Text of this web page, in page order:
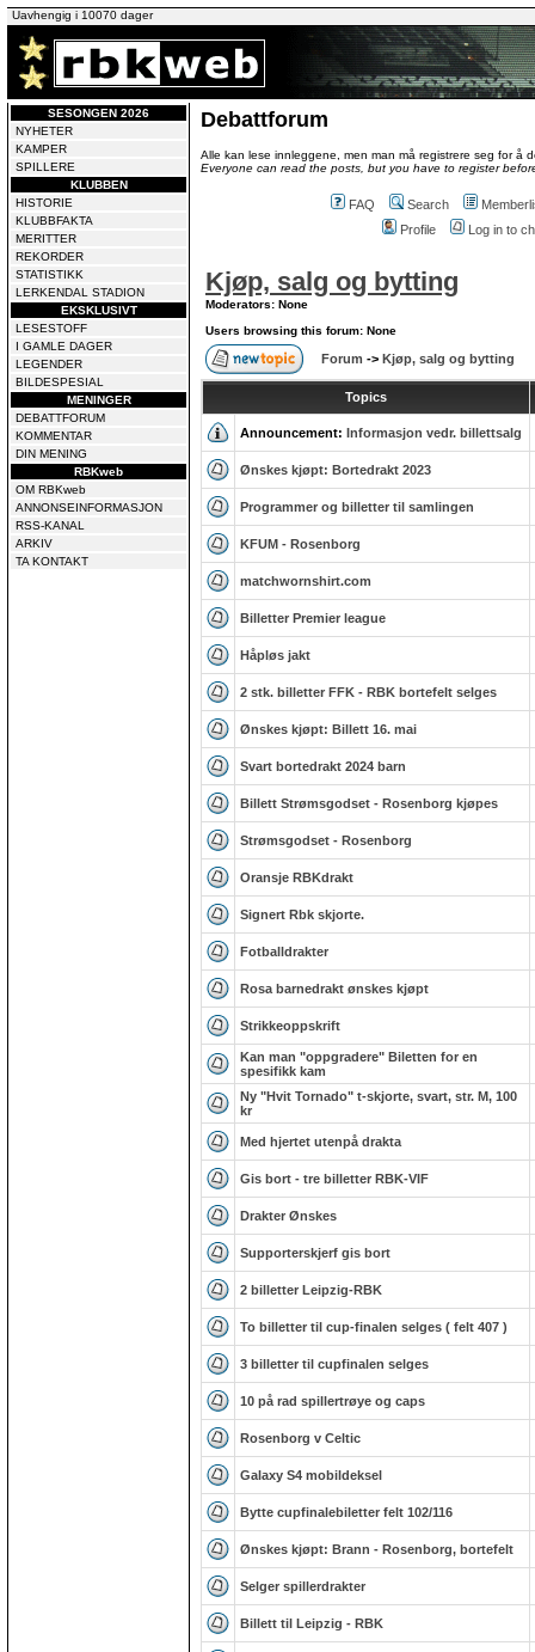
Uavhengig i 10070 dager
SESONGEN 2026
NYHETER
KAMPER
SPILLERE
KLUBBEN
HISTORIE
KLUBBFAKTA
MERITTER
REKORDER
STATISTIKK
LERKENDAL STADION
EKSKLUSIVT
LESESTOFF
I GAMLE DAGER
LEGENDER
BILDESPESIAL
MENINGER
DEBATTFORUM
KOMMENTAR
DIN MENING
RBKweb
OM RBKweb
ANNONSEINFORMASJON
RSS-KANAL
ARKIV
TA KONTAKT
Debattforum
Alle kan lese innleggene, men man må registrere seg for å
Everyone can read the posts, but you have to register
FAQ Search
Profile
Log in to
Kjøp, salg og bytting
Moderators: None
Users browsing this forum: None
Forum -> Kjøp, salg og bytting
Topics
Announcement: Informasjon vedr. billettsalg
Ønskes kjøpt: Bortedrakt 2023
Programmer og billetter til samlingen
KFUM - Rosenborg
matchwornshirt.com
Billetter Premier league
Håpløs jakt
2 stk. billetter FFK - RBK bortefelt selges
Ønskes kjøpt: Billett 16. mai
Svart bortedrakt 2024 barn
Billett Strømsgodset - Rosenborg kjøpes
Strømsgodset - Rosenborg
Oransje RBKdrakt
Signert Rbk skjorte.
Fotballdrakter
Rosa barnedrakt ønskes kjøpt
Strikkeoppskrift
Kan man "oppgradere" Biletten for en
spesifikk kam
Ny "Hvit Tornado" t-skjorte, svart, str. M, 100
kr
Med hjertet utenpå drakta
Gis bort - tre billetter RBK-VIF
Drakter Ønskes
Supporterskjerf gis bort
2 billetter Leipzig-RBK
To billetter til cup-finalen selges ( felt 407 )
3 billetter til cupfinalen selges
10 på rad spillertrøye og caps
Rosenborg v Celtic
Galaxy S4 mobildeksel
Bytte cupfinalebiletter felt 102/116
Ønskes kjøpt: Brann - Rosenborg, bortefelt
Selger spillerdrakter
Billett til Leipzig - RBK